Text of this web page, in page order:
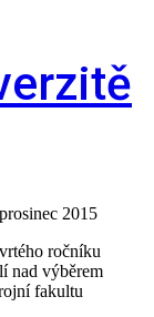
2015
ročníku
nad výběrem
fakultu